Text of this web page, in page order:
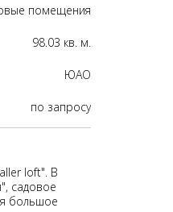
помещения
98.03 кв. м.
ЮАО
по запросу
loft". В
садовое
большое